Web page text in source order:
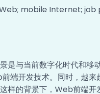
mobile Internet;
是与当前数字化时代和移
端开发技术。同时，越
样的背景下，Web前端